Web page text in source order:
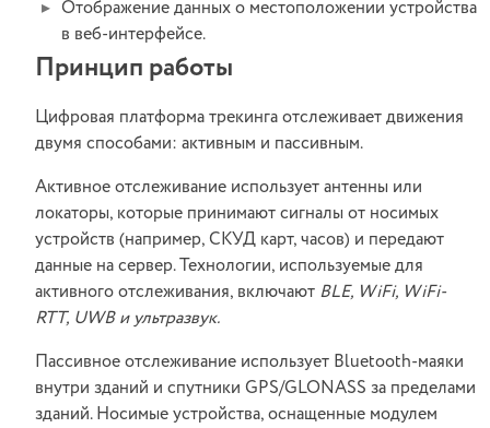
Отображение данных о местоположении устройства
в веб-интерфейсе.
Принцип работы
Цифровая платформа трекинга отслеживает движения
двумя способами: активным и пассивным.
Активное отслеживание использует антенны или
локаторы, которые принимают сигналы от носимых
устройств (например, СКУД карт, часов) и передают
данные на сервер. Технологии, используемые для
активного отслеживания, включают BLE, WiFi, WiFi-
RTT, UWB и ультразвук.
Пассивное отслеживание использует Bluetooth-маяки
внутри зданий и спутники GPS/GLONASS за пределами
зданий. Носимые устройства, оснащенные модулем